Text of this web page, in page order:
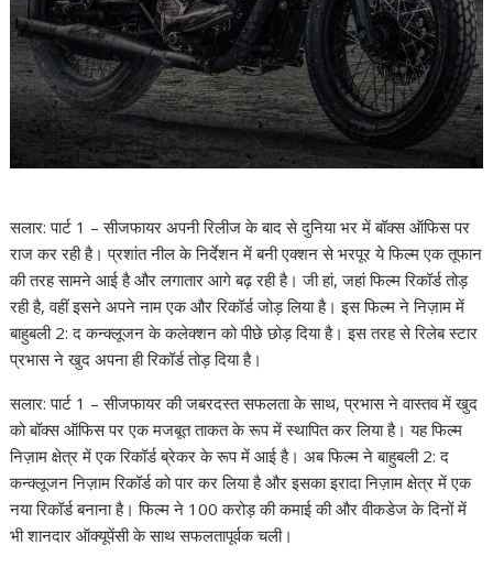
सलार: पार्ट 1 – सीजफायर अपनी रिलीज के बाद से दुनिया भर में बॉक्स ऑफिस पर
राज कर रही है। प्रशांत नील के निर्देशन में बनी एक्शन से भरपूर ये फिल्म एक तूफान
की तरह सामने आई है और लगातार आगे बढ़ रही है। जी हां, जहां फिल्म रिकॉर्ड तोड़
रही है, वहीं इसने अपने नाम एक और रिकॉर्ड जोड़ लिया है। इस फिल्म ने निज़ाम में
बाहुबली 2: द कन्क्लूजन के कलेक्शन को पीछे छोड़ दिया है। इस तरह से रिलेब स्टार
प्रभास ने खुद अपना ही रिकॉर्ड तोड़ दिया है।
सलार: पार्ट 1 – सीजफायर की जबरदस्त सफलता के साथ, प्रभास ने वास्तव में खुद
को बॉक्स ऑफिस पर एक मजबूत ताकत के रूप में स्थापित कर लिया है। यह फिल्म
निज़ाम क्षेत्र में एक रिकॉर्ड ब्रेकर के रूप में आई है। अब फिल्म ने बाहुबली 2: द
कन्क्लूजन निज़ाम रिकॉर्ड को पार कर लिया है और इसका इरादा निज़ाम क्षेत्र में एक
नया रिकॉर्ड बनाना है। फिल्म ने 100 करोड़ की कमाई की और वीकडेज के दिनों में
भी शानदार ऑक्यूपेंसी के साथ सफलतापूर्वक चली।